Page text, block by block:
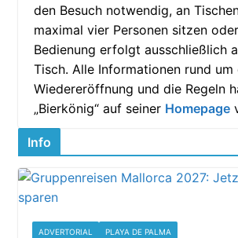
den Besuch notwendig, an
maximal vier Personen sitzen
Bedienung erfolgt ausschließlich
Tisch. Alle Informationen rund um
Wiedereröffnung und die Regeln
„Bierkönig“ auf seiner Homepage
Info
ADVERTORIAL PLAYA DE PALMA